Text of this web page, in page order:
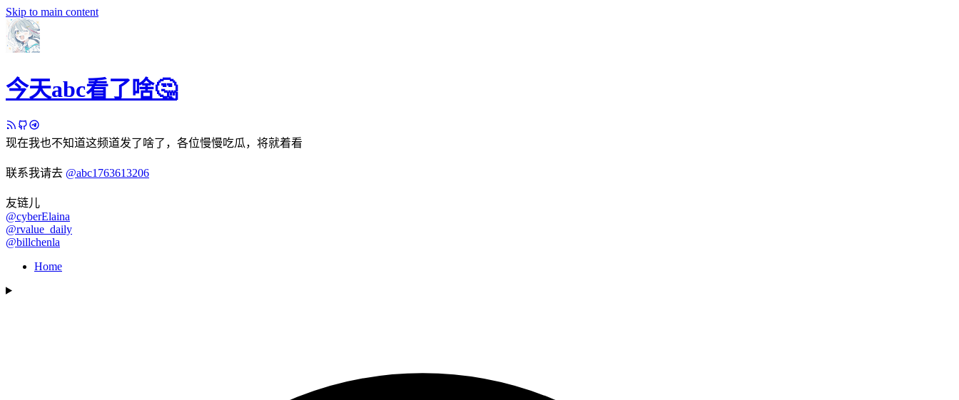
Skip to main content
今天abc看了啥🤔
现在我也不知道这频道发了啥了，各位慢慢吃瓜，将就着看
联系我请去 @abc1763613206
友链儿
@cyberElaina
@rvalue_daily
@billchenla
Home